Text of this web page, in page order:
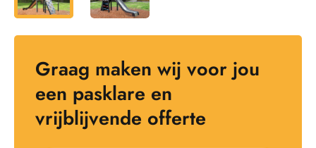
Graag maken wij voor jou
een pasklare en
vrijblijvende offerte